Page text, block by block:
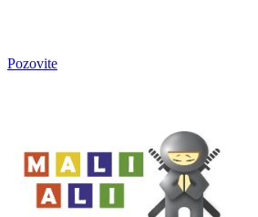
Pozovite